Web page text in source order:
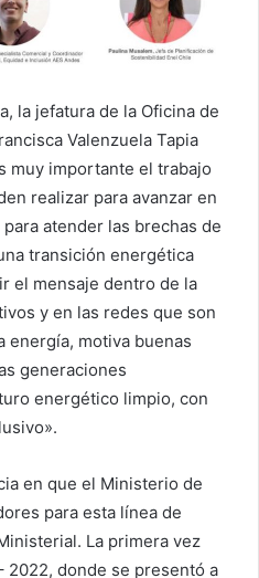
la jefatura de la Oficina de
Valenzuela Tapia
muy importante el trabajo
realizar para avanzar en
atender las brechas de
transición energética
el mensaje dentro de la
y en las redes que son
energía, motiva buenas
generaciones
energético limpio, con
en que el Ministerio de
para esta línea de
La primera vez
2022, donde se presentó a